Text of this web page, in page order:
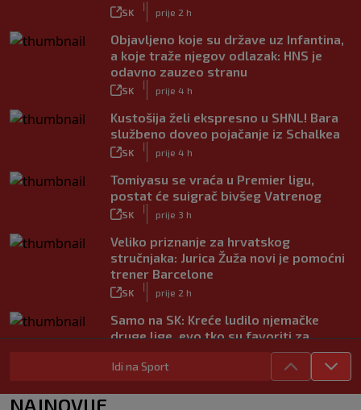
SK
|
prije 2 h
Objavljeno koje su države uz Infantina,
a koje traže njegov odlazak: HNS je
odavno zauzeo stranu
SK
|
prije 4 h
Kustošija želi ekspresno u SHNL! Bara
službeno doveo pojačanje iz Schalkea
SK
|
prije 4 h
Tomiyasu se vraća u Premier ligu,
postat će suigrač bivšeg Vatrenog
SK
|
prije 3 h
Veliko priznanje za hrvatskog
stručnjaka: Jurica Žuža novi je pomoćni
trener Barcelone
SK
|
prije 2 h
Samo na SK: Kreće ludilo njemačke
druge lige, evo tko su favoriti za
SK
|
prije 5 h
Trener Istre uoči Poljuda: Prvenstvo je
Idi na Sport
NAJNOVIJE